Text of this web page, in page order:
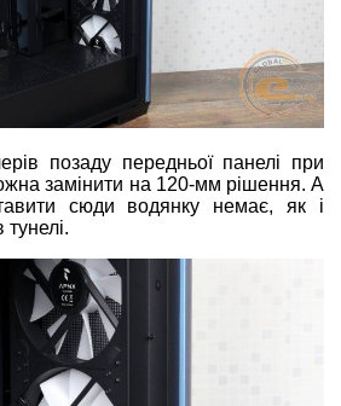
позаду передньої панелі при
замінити на 120-мм рішення. А
сюди водянку немає, як і
тунелі.